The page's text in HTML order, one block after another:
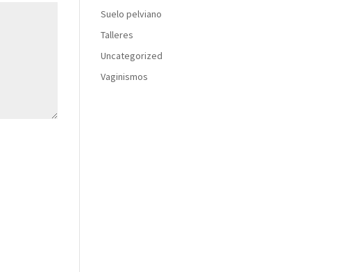
Suelo pelviano
Talleres
Uncategorized
Vaginismos